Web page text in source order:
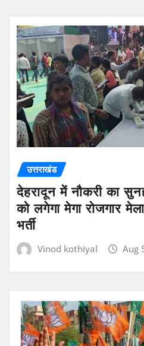
उत्तराखंड
देहरादून में नौकरी का
को लगेगा मेगा रोजगार
भर्ती
Vinod kothiyal Aug